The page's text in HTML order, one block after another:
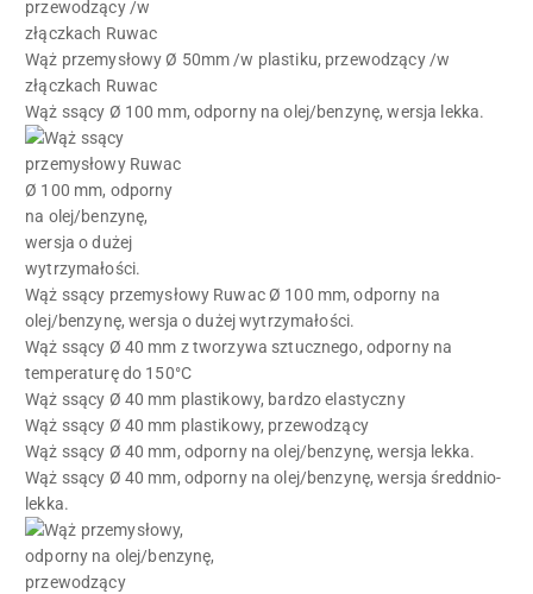
Wąż przemysłowy Ø 50mm /w plastiku, przewodzący /w
złączkach Ruwac
Wąż ssący Ø 100 mm, odporny na olej/benzynę, wersja lekka.
Wąż ssący przemysłowy Ruwac Ø 100 mm, odporny na
olej/benzynę, wersja o dużej wytrzymałości.
Wąż ssący Ø 40 mm z tworzywa sztucznego, odporny na
temperaturę do 150°C
Wąż ssący Ø 40 mm plastikowy, bardzo elastyczny
Wąż ssący Ø 40 mm plastikowy, przewodzący
Wąż ssący Ø 40 mm, odporny na olej/benzynę, wersja lekka.
Wąż ssący Ø 40 mm, odporny na olej/benzynę, wersja średdnio-
lekka.